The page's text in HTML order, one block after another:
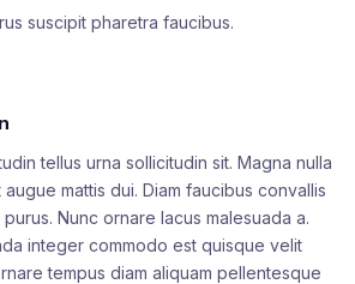
suscipit pharetra faucibus.
tellus urna sollicitudin sit. Magna nulla
mattis dui. Diam faucibus convallis
Nunc ornare lacus malesuada a.
integer commodo est quisque velit
tempus diam aliquam pellentesque